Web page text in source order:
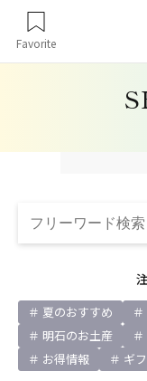
Favorite
夏のおすすめ
明石のお土産
お得情報
ギ